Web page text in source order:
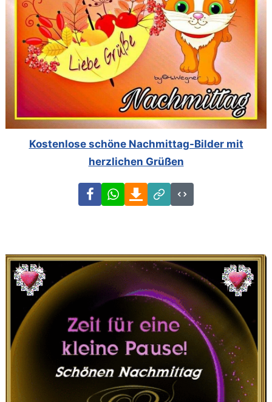
Kostenlose schöne Nachmittag-Bilder mit
herzlichen Grüßen
FacebookWhatsAppDownload
Link
Code